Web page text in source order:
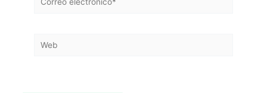
Web